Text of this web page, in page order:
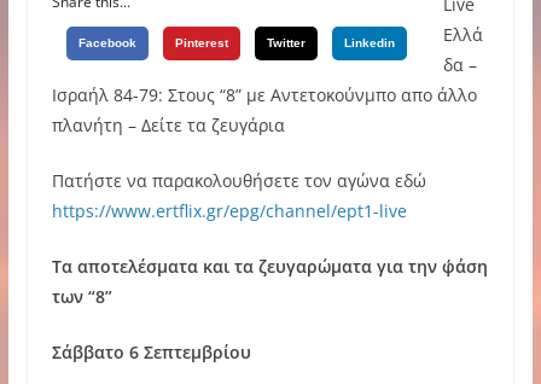
Facebook Pinterest Twitter Linkedin
Ελλά
δα –
Ισραήλ 84-79: Στους “8” με Αντετοκούνμπο απο άλλο
πλανήτη – Δείτε τα ζευγάρια
Πατήστε να παρακολουθήσετε τον αγώνα εδώ
https://www.ertflix.gr/epg/channel/ept1-live
Τα αποτελέσματα και τα ζευγαρώματα για την φ΄άση
των “8”
Σάββατο 6 Σεπτεμβρίου